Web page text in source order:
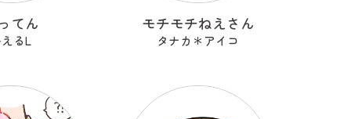
てん
るL
モチモチねえさん
タナカ＊アイコ